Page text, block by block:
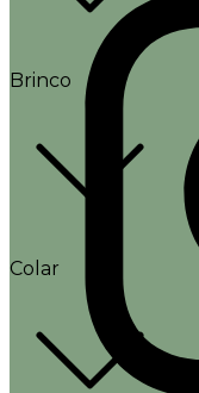
Brinco
Colar